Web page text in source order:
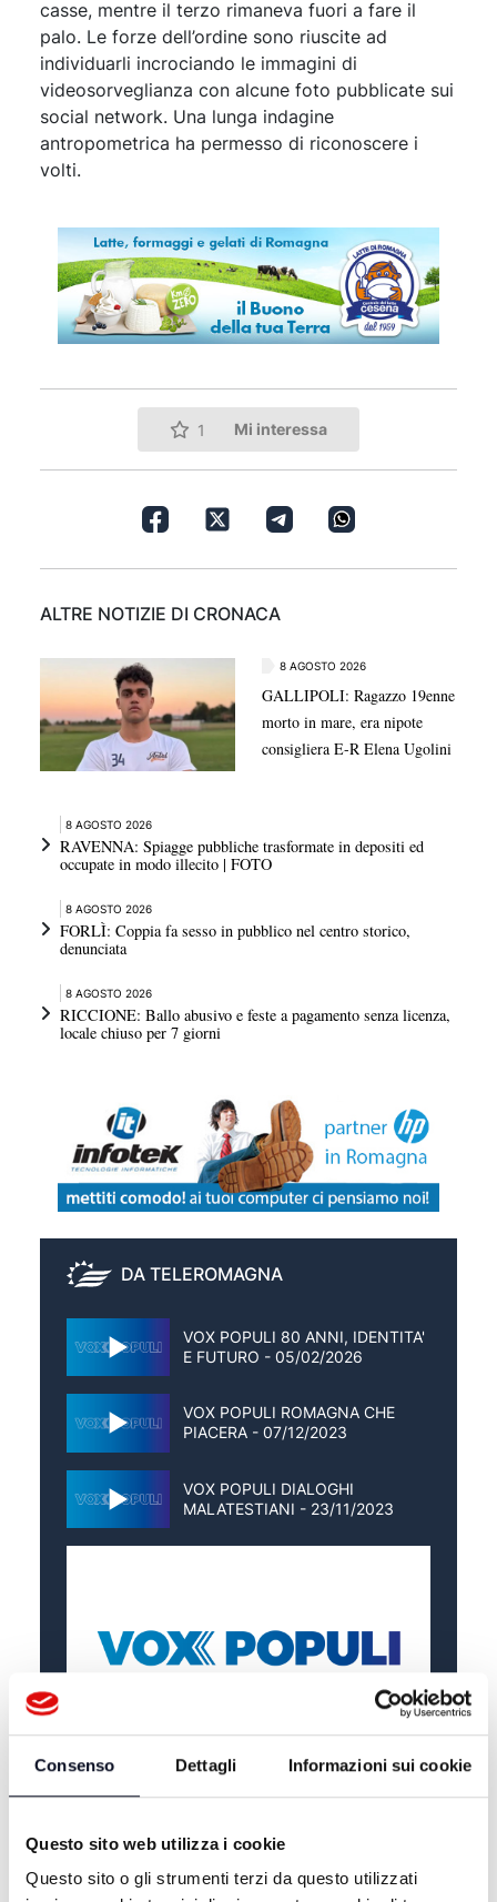
Consenso Dettagli Informazioni sui cookie
Questo sito web utilizza i cookie
Questo sito o gli strumenti terzi da questo utilizzati
casse, mentre il terzo rimaneva fuori a fare il
palo. Le forze dell’ordine sono riuscite ad
individuarli incrociando le immagini di
videosorveglianza con alcune foto pubblicate sui
social network. Una lunga indagine
antropometrica ha permesso di riconoscere i
volti.
1 Mi interessa
ALTRE NOTIZIE DI CRONACA
8 AGOSTO 2026
GALLIPOLI: Ragazzo 19enne
morto in mare, era nipote
consigliera E-R Elena Ugolini
8 AGOSTO 2026
RAVENNA: Spiagge pubbliche trasformate in depositi ed
occupate in modo illecito | FOTO
8 AGOSTO 2026
FORLÌ: Coppia fa sesso in pubblico nel centro storico,
denunciata
8 AGOSTO 2026
RICCIONE: Ballo abusivo e feste a pagamento senza licenza,
locale chiuso per 7 giorni
DA TELEROMAGNA
VOX POPULI 80 ANNI, IDENTITA'
E FUTURO - 05/02/2026
VOX POPULI ROMAGNA CHE
PIACERA - 07/12/2023
VOX POPULI DIALOGHI
MALATESTIANI - 23/11/2023